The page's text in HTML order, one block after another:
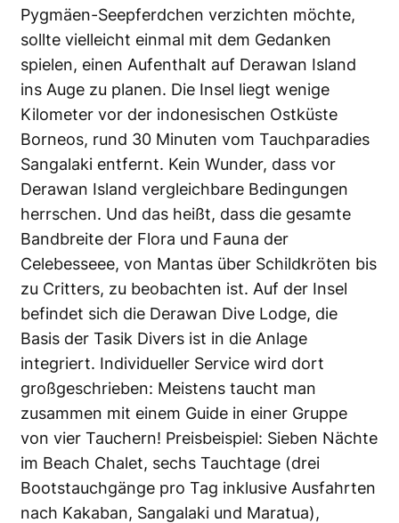
Pygmäen-Seepferdchen verzichten möchte,
sollte vielleicht einmal mit dem Gedanken
spielen, einen Aufenthalt auf Derawan Island
ins Auge zu planen. Die Insel liegt wenige
Kilometer vor der indonesischen Ostküste
Borneos, rund 30 Minuten vom Tauchparadies
Sangalaki entfernt. Kein Wunder, dass vor
Derawan Island vergleichbare Bedingungen
herrschen. Und das heißt, dass die gesamte
Bandbreite der Flora und Fauna der
Celebesseee, von Mantas über Schildkröten bis
zu Critters, zu beobachten ist. Auf der Insel
befindet sich die Derawan Dive Lodge, die
Basis der Tasik Divers ist in die Anlage
integriert. Individueller Service wird dort
großgeschrieben: Meistens taucht man
zusammen mit einem Guide in einer Gruppe
von vier Tauchern! Preisbeispiel: Sieben Nächte
im Beach Chalet, sechs Tauchtage (drei
Bootstauchgänge pro Tag inklusive Ausfahrten
nach Kakaban, Sangalaki und Maratua),